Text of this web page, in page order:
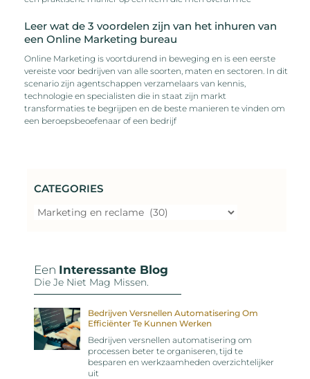
Leer wat de 3 voordelen zijn van het inhuren van
een Online Marketing bureau
Online Marketing is voortdurend in beweging en is een eerste
vereiste voor bedrijven van alle soorten, maten en sectoren. In dit
scenario zijn agentschappen verzamelaars van kennis,
technologie en specialisten die in staat zijn markt
transformaties te begrijpen en de beste manieren te vinden om
een beroepsbeoefenaar of een bedrijf
CATEGORIES
Een Interessante Blog
Die Je Niet Mag Missen.
Bedrijven Versnellen Automatisering Om
Efficiënter Te Kunnen Werken
Bedrijven versnellen automatisering om
processen beter te organiseren, tijd te
besparen en werkzaamheden overzichtelijker
uit